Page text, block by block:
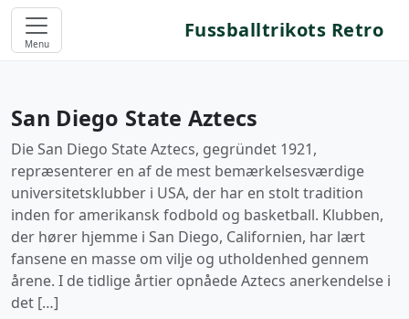
Menu
Fussballtrikots Retro
San Diego State Aztecs
Die San Diego State Aztecs, gegründet 1921,
repræsenterer en af de mest bemærkelsesværdige
universitetsklubber i USA, der har en stolt tradition
inden for amerikansk fodbold og basketball. Klubben,
der hører hjemme i San Diego, Californien, har lært
fansene en masse om vilje og utholdenhed gennem
årene. I de tidlige årtier opnåede Aztecs anerkendelse i
det […]